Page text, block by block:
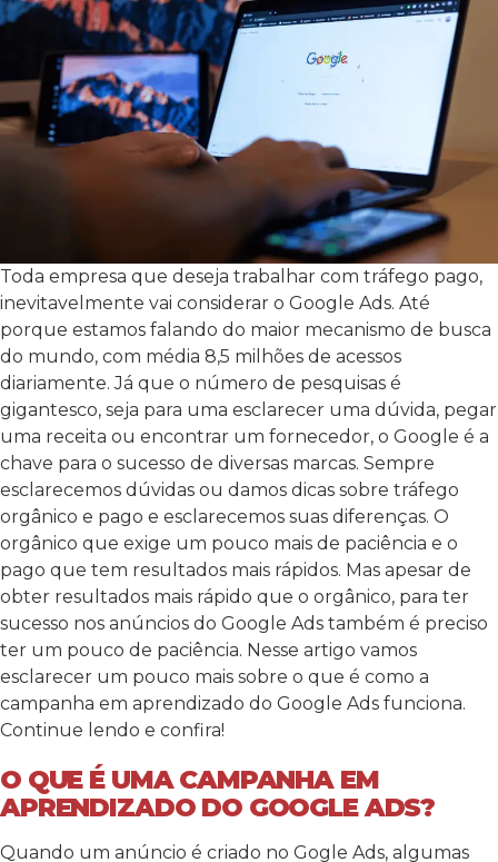
Toda empresa que deseja trabalhar com tráfego pago,
inevitavelmente vai considerar o Google Ads. Até
porque estamos falando do maior mecanismo de busca
do mundo, com média 8,5 milhões de acessos
diariamente. Já que o número de pesquisas é
gigantesco, seja para uma esclarecer uma dúvida, pegar
uma receita ou encontrar um fornecedor, o Google é a
chave para o sucesso de diversas marcas. Sempre
esclarecemos dúvidas ou damos dicas sobre tráfego
orgânico e pago e esclarecemos suas diferenças. O
orgânico que exige um pouco mais de paciência e o
pago que tem resultados mais rápidos. Mas apesar de
obter resultados mais rápido que o orgânico, para ter
sucesso nos anúncios do Google Ads também é preciso
ter um pouco de paciência. Nesse artigo vamos
esclarecer um pouco mais sobre o que é como a
campanha em aprendizado do Google Ads funciona.
Continue lendo e confira!
O QUE É UMA CAMPANHA EM
APRENDIZADO DO GOOGLE ADS?
Quando um anúncio é criado no Gogle Ads, algumas